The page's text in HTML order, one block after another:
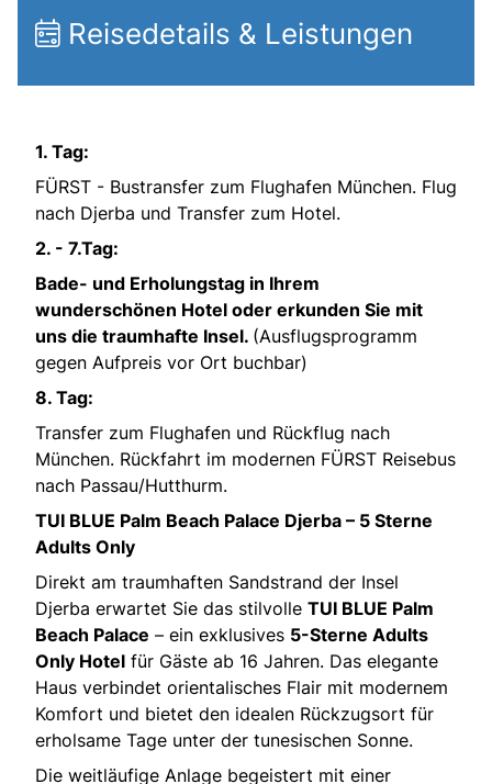
Reisedetails & Leistungen
1. Tag:
FÜRST - Bustransfer zum Flughafen München. Flug
nach Djerba und Transfer zum Hotel.
2. - 7.Tag:
Bade- und Erholungstag in Ihrem
wunderschönen Hotel oder erkunden Sie mit
uns die traumhafte Insel. (Ausflugsprogramm
gegen Aufpreis vor Ort buchbar)
8. Tag:
Transfer zum Flughafen und Rückflug nach
München. Rückfahrt im modernen FÜRST Reisebus
nach Passau/Hutthurm.
TUI BLUE Palm Beach Palace Djerba – 5 Sterne
Adults Only
Direkt am traumhaften Sandstrand der Insel
Djerba erwartet Sie das stilvolle TUI BLUE Palm
Beach Palace – ein exklusives 5-Sterne Adults
Only Hotel für Gäste ab 16 Jahren. Das elegante
Haus verbindet orientalisches Flair mit modernem
Komfort und bietet den idealen Rückzugsort für
erholsame Tage unter der tunesischen Sonne.
Die weitläufige Anlage begeistert mit einer